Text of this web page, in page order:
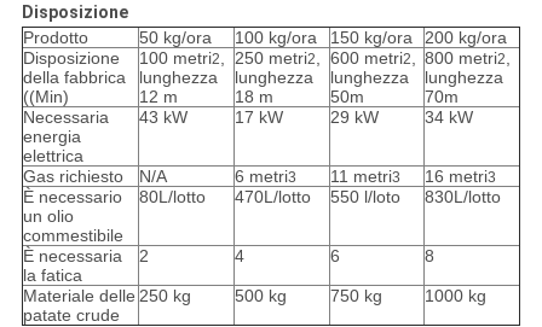
Disposizione
Prodotto
50 kg/ora 100 kg/ora 150 kg/ora
200 kg/ora
Disposizione
della fabbrica
((Min)
100 metri2,
lunghezza
12 m
250 metri2,
lunghezza
18 m
600 metri2,
lunghezza
50m
800 metri2,
lunghezza
70m
Necessaria
energia
elettrica
43 kW 17 kW 29 kW 34 kW
Gas richiesto N/A 6 metri3 11 metri3 16 metri3
È necessario
un olio
commestibile
80L/lotto 470L/lotto 550 l/loto 830L/lotto
È necessaria
la fatica
2 4 6 8
Materiale delle
patate crude
250 kg 500 kg 750 kg 1000 kg